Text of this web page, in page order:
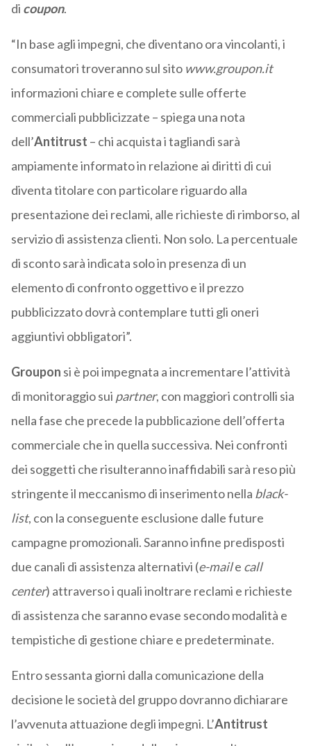
di coupon.
“In base agli impegni, che diventano ora vincolanti, i
consumatori troveranno sul sito www.groupon.it
informazioni chiare e complete sulle offerte
commerciali pubblicizzate – spiega una nota
dell’Antitrust – chi acquista i tagliandi sarà
ampiamente informato in relazione ai diritti di cui
diventa titolare con particolare riguardo alla
presentazione dei reclami, alle richieste di rimborso, al
servizio di assistenza clienti. Non solo. La percentuale
di sconto sarà indicata solo in presenza di un
elemento di confronto oggettivo e il prezzo
pubblicizzato dovrà contemplare tutti gli oneri
aggiuntivi obbligatori”.
Groupon si è poi impegnata a incrementare l’attività
di monitoraggio sui partner, con maggiori controlli sia
nella fase che precede la pubblicazione dell’offerta
commerciale che in quella successiva. Nei confronti
dei soggetti che risulteranno inaffidabili sarà reso più
stringente il meccanismo di inserimento nella black-
list, con la conseguente esclusione dalle future
campagne promozionali. Saranno infine predisposti
due canali di assistenza alternativi (e-maile call
center) attraverso i quali inoltrare reclami e richieste
di assistenza che saranno evase secondo modalità e
tempistiche di gestione chiare e predeterminate.
Entro sessanta giorni dalla comunicazione della
decisione le società del gruppo dovranno dichiarare
l’avvenuta attuazione degli impegni. L’Antitrust